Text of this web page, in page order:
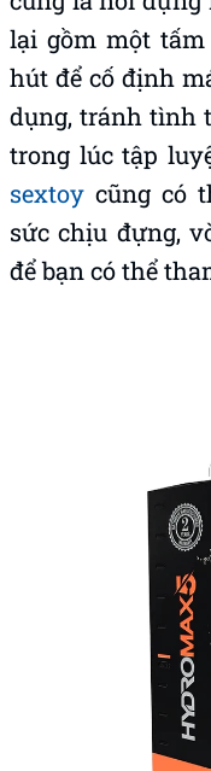
lại gồm một
hút để cố định
dụng, tránh tình
trong lúc tập
sextoy cũng có
sức chịu đựng,
để bạn có thể